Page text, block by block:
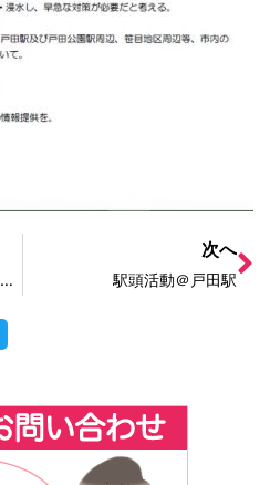
［平成30年12月議会］文教・建設常任委員会
次へ
駅頭活動＠戸田駅